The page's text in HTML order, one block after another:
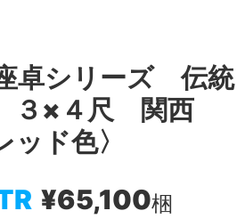
卓シリーズ 伝統
×４尺 関西
ド色〉
¥65,100梱